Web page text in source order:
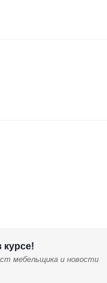
курсе!
мебельщика и новости